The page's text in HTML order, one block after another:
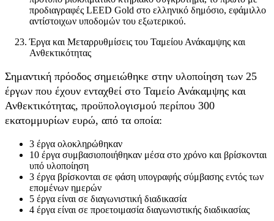
προδιαγραφές LEED Gold στο ελληνικό δημόσιο, εφάμιλλο
αντίστοιχων υποδομών του εξωτερικού.
Έργα και Μεταρρυθμίσεις του Ταμείου Ανάκαμψης και
Ανθεκτικότητας
Σημαντική πρόοδος σημειώθηκε στην υλοποίηση των 25
έργων που έχουν ενταχθεί στο Ταμείο Ανάκαμψης και
Ανθεκτικότητας, προϋπολογισμού περίπου 300
εκατομμυρίων ευρώ, από τα οποία:
3 έργα ολοκληρώθηκαν
10 έργα συμβασιοποιήθηκαν μέσα στο χρόνο και βρίσκονται
υπό υλοποίηση
3 έργα βρίσκονται σε φάση υπογραφής σύμβασης εντός των
επομένων ημερών
5 έργα είναι σε διαγωνιστική διαδικασία
4 έργα είναι σε προετοιμασία διαγωνιστικής διαδικασίας